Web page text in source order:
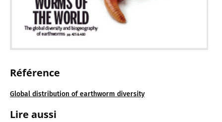
Référence
Global distribution of earthworm diversity
Lire aussi